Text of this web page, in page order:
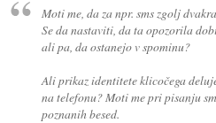
Moti me, da za npr. sms zgolj
Se da nastaviti, da ta opozorila
ali pa, da ostanejo v spominu?
Ali prikaz identitete klicočega
na telefonu? Moti me pri pisanju
poznanih besed.